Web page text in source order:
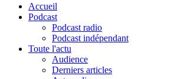
Accueil
Podcast
Podcast radio
Podcast indépendant
Toute l'actu
Audience
Derniers articles